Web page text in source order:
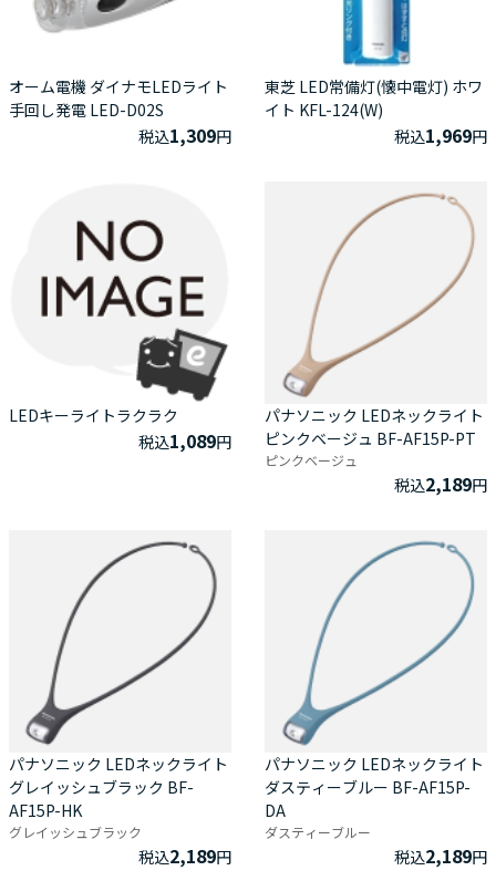
オーム電機 ダイナモLEDライト
手回し発電 LED-D02S
税込1,309円
東芝 LED常備灯(懐中電灯) ホワ
イト KFL-124(W)
税込1,969円
LEDキーライトラクラク
税込1,089円
パナソニック LEDネックライト
ピンクベージュ BF-AF15P-PT
ピンクベージュ
税込2,189円
パナソニック LEDネックライト
グレイッシュブラック BF-
AF15P-HK
グレイッシュブラック
税込2,189円
パナソニック LEDネックライト
ダスティーブルー BF-AF15P-
DA
ダスティーブルー
税込2,189円